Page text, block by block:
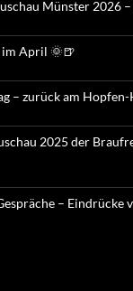
Münster 2026
April 🌞🍺
– zurück am Hopfen-
2025 der
– Eindrücke